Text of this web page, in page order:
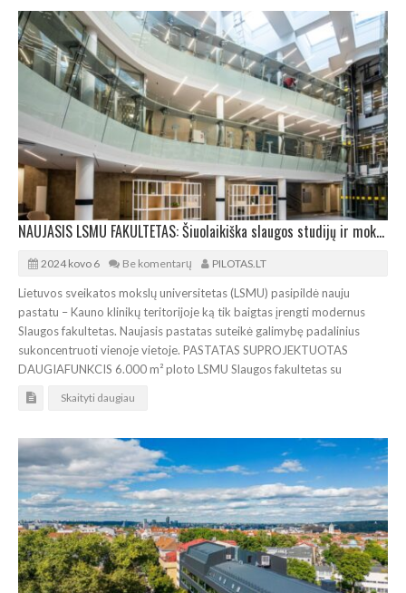
NAUJASIS LSMU FAKULTETAS: Šiuolaikiška slaugos studijų ir mokslo bazė
2024 kovo 6 Be komentarų PILOTAS.LT
Lietuvos sveikatos mokslų universitetas (LSMU) pasipildė nauju
pastatu – Kauno klinikų teritorijoje ką tik baigtas įrengti modernus
Slaugos fakultetas. Naujasis pastatas suteikė galimybę padalinius
sukoncentruoti vienoje vietoje. PASTATAS SUPROJEKTUOTAS
DAUGIAFUNKCIS 6.000 m² ploto LSMU Slaugos fakultetas su
Skaityti daugiau